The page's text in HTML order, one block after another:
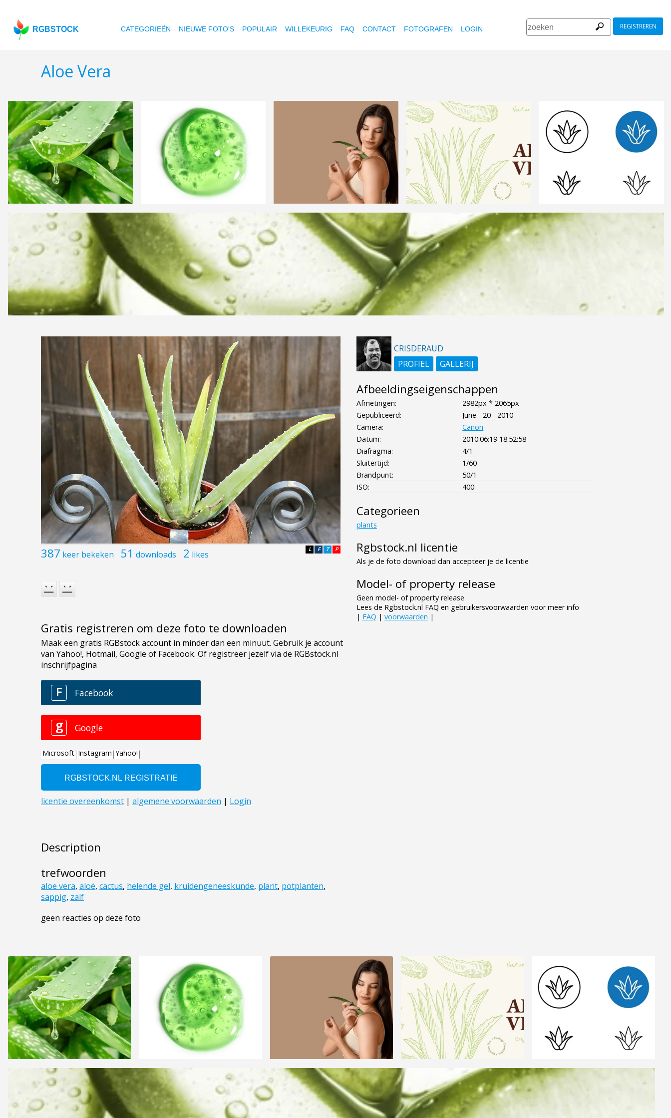
RGBSTOCK CATEGORIEËN NIEUWE FOTO'S POPULAIR WILLEKEURIG FAQ CONTACT FOTOGRAFEN LOGIN REGISTREREN
Aloe Vera
387 keer bekeken 51 downloads 2 likes P
T
F
L
Gratis registreren om deze foto te downloaden
Description
trefwoorden
aloe vera, aloë, cactus, helende gel, kruidengeneeskunde, plant, potplanten,
sappig, zalf
geen reacties op deze foto
CRISDERAUD
PROFIEL
GALLERIJ
Afbeeldingseigenschappen
Afmetingen:
2982px * 2065px
Gepubliceerd:
June - 20 - 2010
Camera:
Canon
Datum:
2010:06:19 18:52:58
Diafragma:
4/1
Sluitertijd:
1/60
Brandpunt:
50/1
ISO:
400
Categorieen
plants
Rgbstock.nl licentie
Als je de foto download dan accepteer je de licentie
Model- of property release
Geen model- of property release
Lees de Rgbstock.nl FAQ en gebruikersvoorwaarden voor meer info
| FAQ | voorwaarden |